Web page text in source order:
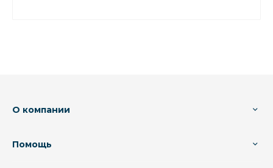
О компании
Помощь